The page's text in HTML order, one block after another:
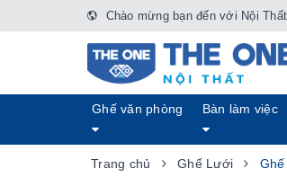
Chào mừng bạn đến với Nội
Ghế văn phòng Bàn làm việc
Trang chủ Ghế Lưới